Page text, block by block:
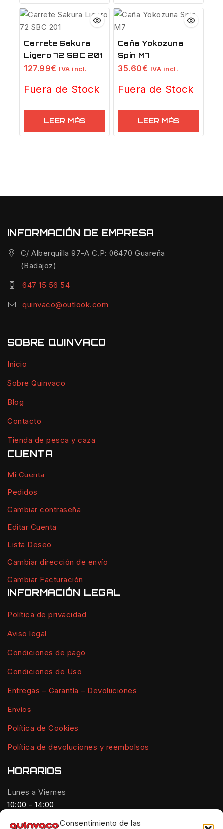
Consentimiento de las
CARRITO
CARRITO
Carrete Sakura
Ligero 72 SBC 201
127.99€ IVA incl.
Fuera de Stock
LEER MÁS
Caña Yokozuna
Spin M7
35.60€ IVA incl.
Fuera de Stock
LEER MÁS
INFORMACIÓN DE EMPRESA
C/ Alberquilla 97-A C.P: 06470 Guareña
(Badajoz)
647 15 56 54
quinvaco@outlook.com
SOBRE QUINVACO
Inicio
Sobre Quinvaco
Blog
Contacto
Tienda de pesca y caza
CUENTA
Mi Cuenta
Pedidos
Cambiar contraseña
Editar Cuenta
Lista Deseo
Cambiar dirección de envío
Cambiar Facturación
INFORMACIÓN LEGAL
Política de privacidad
Aviso legal
Condiciones de pago
Condiciones de Uso
Entregas – Garantía – Devoluciones
Envíos
Política de Cookies
Política de devoluciones y reembolsos
HORARIOS
Lunes a Viernes
10:00 - 14:00
Tardes: